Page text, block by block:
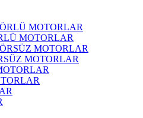
MOTORLAR
MOTORLAR